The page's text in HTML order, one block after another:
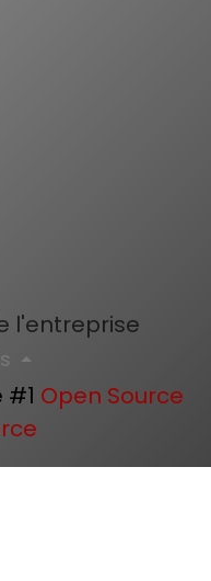
l'entreprise
#1 Open Source